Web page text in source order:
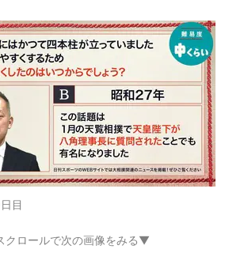
目
ロールで次の画像をみる▼